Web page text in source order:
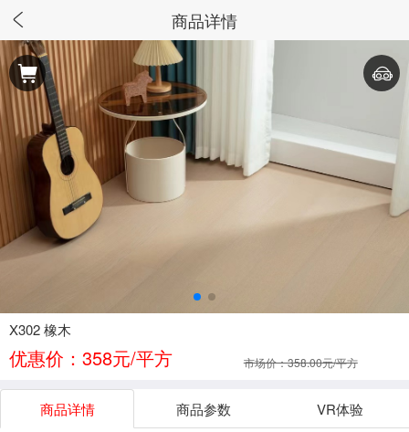
商品详情
X302 橡木
优惠价：358元/平方 市场价：358.00元/平方
商品详情 商品参数 VR体验